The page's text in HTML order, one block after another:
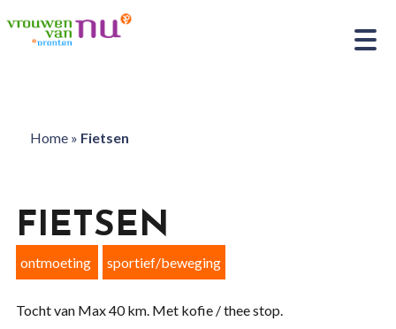
Home» Fietsen
FIETSEN
ontmoeting sportief/beweging
Tocht van Max 40 km. Met kofie / thee stop.